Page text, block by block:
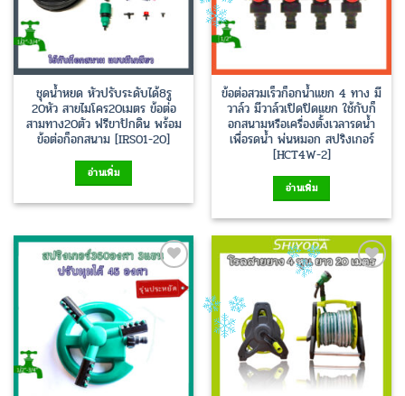
ชุดน้ำหยด หัวปรับระดับได้8รู
20หัว สายไมโคร20เมตร ข้อต่อ
สามทาง20ตัว ฟรีขาปักดิน พร้อม
ข้อต่อก็อกสนาม [IRS01-20]
อ่านเพิ่ม
ข้อต่อสวมเร็วก็อกน้ำแยก 4 ทาง มี
วาล์ว มีวาล์วเปิดปิดแยก ใช้กับก็
อกสนามหรือเครื่องตั้งเวลารดน้ำ
เพื่อรดน้ำ พ่นหมอก สปริงเกอร์
[HCT4W-2]
อ่านเพิ่ม
Add to
Wishlist